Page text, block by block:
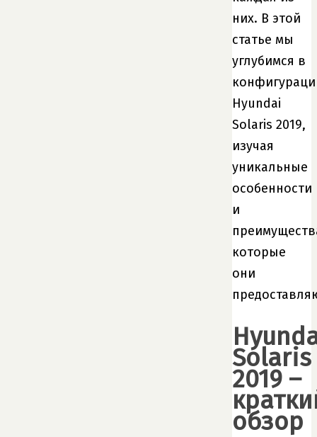
них. В этой
статье мы
углубимся в
Hyundai
Solaris 2019,
изучая
уникальные
особенности
и
которые
они
Solaris
2019 –
обзор